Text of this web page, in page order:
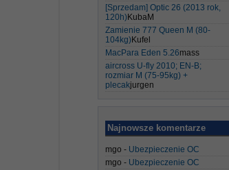
[Sprzedam] Optic 26 (2013 rok,
120h) KubaM
Zamienie 777 Queen M (80-
104kg) Kufel
MacPara Eden 5.26mass
aircross U-fly 2010; EN-B;
rozmiar M (75-95kg) +
plecakjurgen
Najnowsze komentarze
mgo - Ubezpieczenie OC
mgo - Ubezpieczenie OC